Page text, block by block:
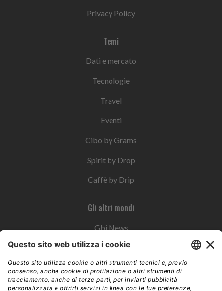
Privacy Policy
Temi
Dati e mercato
Tecnologie
Travel
Eventi
Cibo by Grams
Spirit by Drop
Caffè by Drip
Gli altri mondi
Gbi News
Instoremag
Esplora il gruppo